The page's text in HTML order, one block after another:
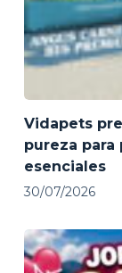
Vidapets
pureza
esenciales
30/07/2026